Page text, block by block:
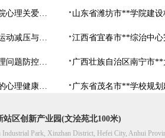
恭贺江苏省无锡市**福利院心理关爱中心建设项目由阳光心健代理商中标
身心调适运动系统详解，运动减压与心理调适全指南
关于进一步加强大学生心理问题防控，防控大学生心理危机
心理自助系统：随时可用的心理健康自助服务平台
站区创新产业园(文浍苑北100米)
Industrial Park, Xinzhan District, Hefei City, Anhui